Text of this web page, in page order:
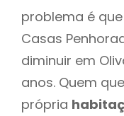
problema é
Casas
diminuir em
anos. Quem
própria